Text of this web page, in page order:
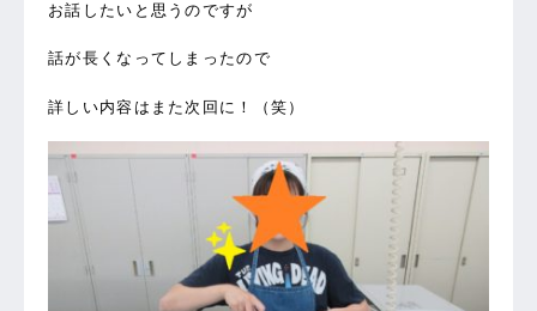
お話したいと思うのですが
話が長くなってしまったので
詳しい内容はまた次回に！（笑）